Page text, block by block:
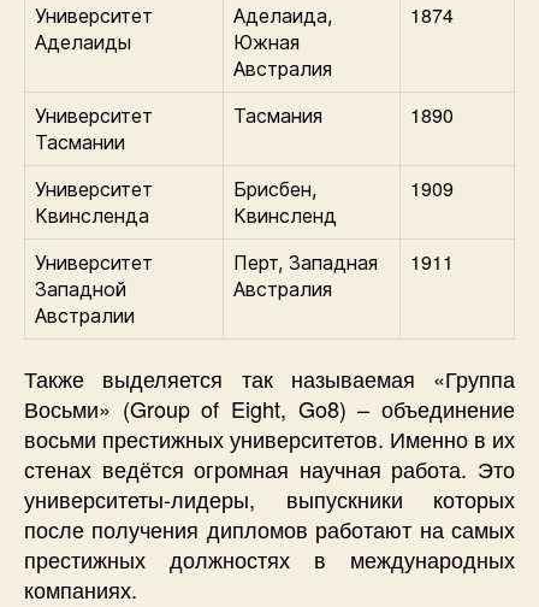
Университет
Аделаиды
Аделаида,
Южная
Австралия
1874
Университет
Тасмании
Тасмания 1890
Университет
Квинсленда
Брисбен,
Квинсленд
1909
Университет
Западной
Австралии
Перт, Западная
Австралия
1911
Также выделяется так называемая «Группа
Восьми» (Group of Eight, Go8) – объединение
восьми престижных университетов. Именно в их
стенах ведётся огромная научная работа. Это
университеты-лидеры, выпускники которых
после получения дипломов работают на самых
престижных должностях в международных
компаниях.